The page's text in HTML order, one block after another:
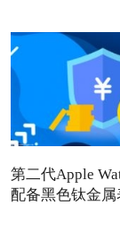
第二代Apple
配备黑色钛金属